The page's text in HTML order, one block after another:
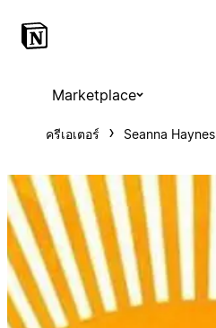
Marketplace
ครีเอเตอร์ Seanna Haynes